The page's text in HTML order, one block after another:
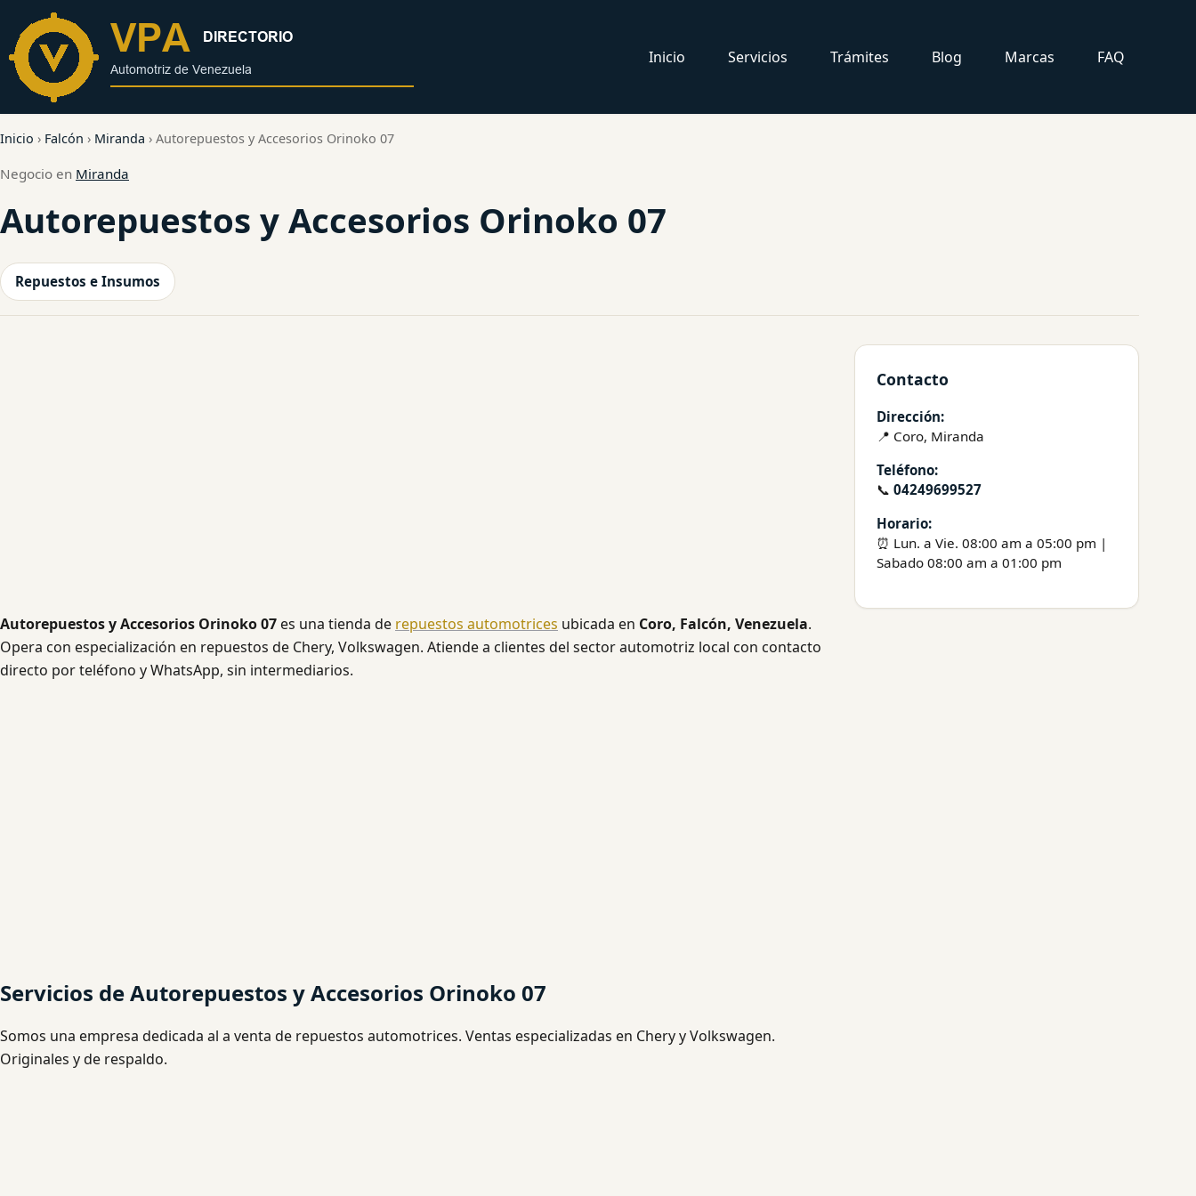
contenido
Inicio
Servicios Trámites Blog Marcas FAQ
Inicio › Falcón › Miranda › Autorepuestos y Accesorios Orinoko 07
Negocio en Miranda
Autorepuestos y Accesorios Orinoko 07
Repuestos e Insumos
Autorepuestos y Accesorios Orinoko 07es una tienda de repuestos automotrices ubicada en Coro, Falcón, Venezuela.
Opera con especialización en repuestos de Chery, Volkswagen. Atiende a clientes del sector automotriz local con contacto
directo por teléfono y WhatsApp, sin intermediarios.
Servicios de Autorepuestos y Accesorios Orinoko 07
Somos una empresa dedicada al a venta de repuestos automotrices. Ventas especializadas en Chery y Volkswagen.
Originales y de respaldo.
Contacto
Dirección:
📍 Coro, Miranda
Teléfono:
📞 04249699527
Horario:
⏰ Lun. a Vie. 08:00 am a 05:00 pm |
Sabado 08:00 am a 01:00 pm